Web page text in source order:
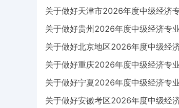
关于做好天津市2026年度中级经济
关于做好贵州2026年度中级经济专
关于做好北京地区2026年度中级经
关于做好重庆2026年度中级经济专
关于做好宁夏2026年度中级经济专
关于做好安徽考区2026年度中级经